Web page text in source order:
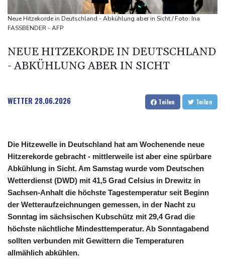
diplomatische Verstimmung aus
Selenskyj warnt vor Folgen russischer Angriffe - Vucic für
Sieg auf der längsten Etappe: Vollering übernimmt
Gesamtführung
Neue Hitzekorde in Deutschland - Abkühlung aber in Sicht / Foto: Ina
FASSBENDER - AFP
NEUE HITZEKORDE IN DEUTSCHLAND
- ABKÜHLUNG ABER IN SICHT
WETTER 28.06.2026 Teilen Teilen
Die Hitzewelle in Deutschland hat am Wochenende neue
Hitzerekorde gebracht - mittlerweile ist aber eine spürbare
Abkühlung in Sicht. Am Samstag wurde vom Deutschen
Wetterdienst (DWD) mit 41,5 Grad Celsius in Drewitz in
Sachsen-Anhalt die höchste Tagestemperatur seit Beginn
der Wetteraufzeichnungen gemessen, in der Nacht zu
Sonntag im sächsischen Kubschütz mit 29,4 Grad die
höchste nächtliche Mindesttemperatur. Ab Sonntagabend
sollten verbunden mit Gewittern die Temperaturen
allmählich abkühlen.